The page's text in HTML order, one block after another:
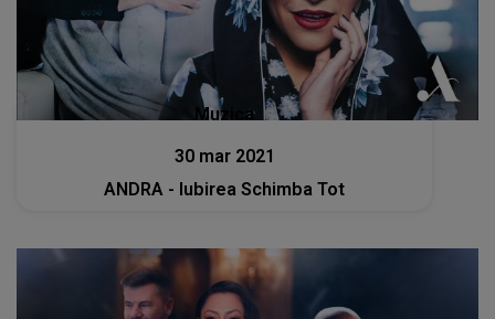
Muzica
30 mar 2021
ANDRA - Iubirea Schimba Tot